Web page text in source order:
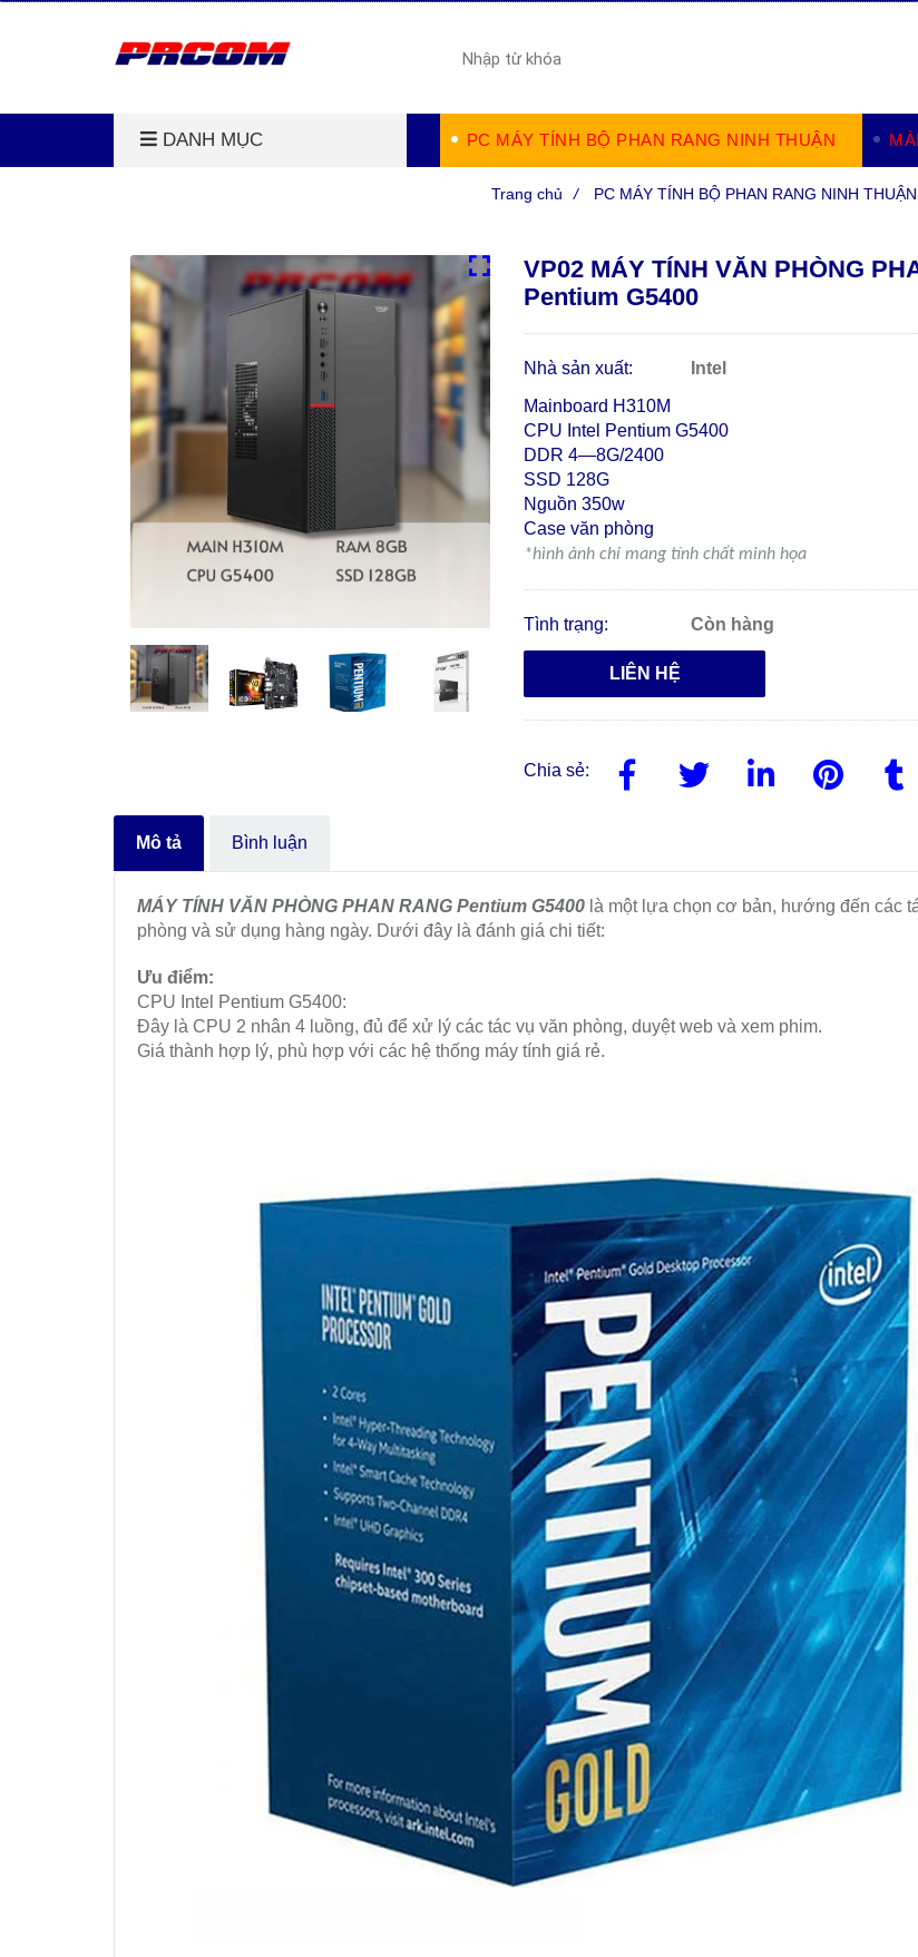
DANH MỤC PC MÁY TÍNH BỘ PHAN RANG NINH THUẬN
Trang chủ / PC MÁY TÍNH BỘ PHAN RANG NINH THUẬN
VP02 MÁY TÍNH VĂN PHÒNG
Pentium G5400
Nhà sản xuất:
Intel
Mainboard H310M
CPU Intel Pentium G5400
DDR 4—8G/2400
SSD 128G
Nguồn 350w
Case văn phòng
*hình ảnh chỉ mang tính chất minh họa
Tình trạng: Còn hàng
LIÊN HỆ
Chia sẻ:
Mô tả Bình luận
MÁY TÍNH VĂN PHÒNG PHAN RANG Pentium G5400 là một lựa chọn cơ bản, hướng đến các
phòng và sử dụng hàng ngày. Dưới đây là đánh giá chi tiết:
Ưu điểm:
CPU Intel Pentium G5400:
Đây là CPU 2 nhân 4 luồng, đủ để xử lý các tác vụ văn phòng, duyệt web và xem phim.
Giá thành hợp lý, phù hợp với các hệ thống máy tính giá rẻ.